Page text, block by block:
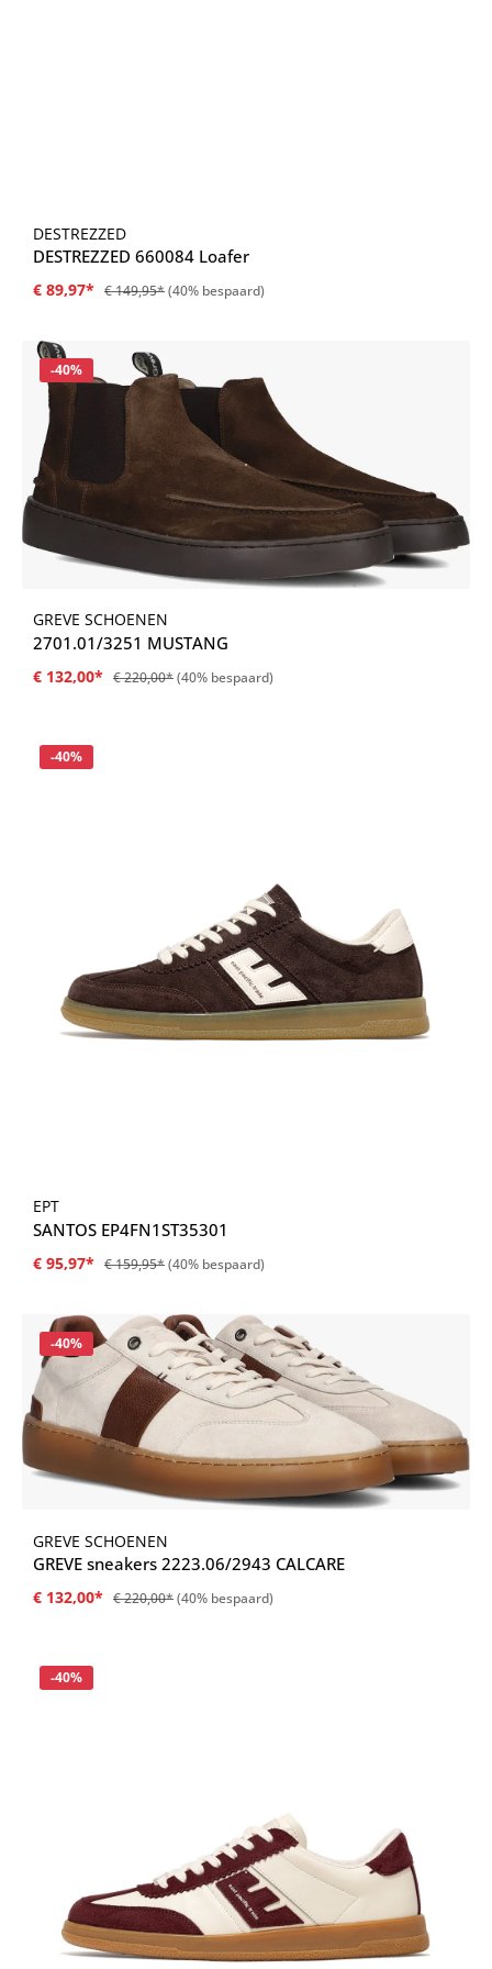
DESTREZZED
DESTREZZED 660084 Loafer
€ 89,97* € 149,95*(40% bespaard)
Korting
-40%
GREVE SCHOENEN
2701.01/3251 MUSTANG
€ 132,00* € 220,00*(40% bespaard)
Korting
-40%
EPT
SANTOS EP4FN1ST35301
€ 95,97* € 159,95*(40% bespaard)
Korting
-40%
GREVE SCHOENEN
GREVE sneakers 2223.06/2943 CALCARE
€ 132,00* € 220,00*(40% bespaard)
Korting
-40%